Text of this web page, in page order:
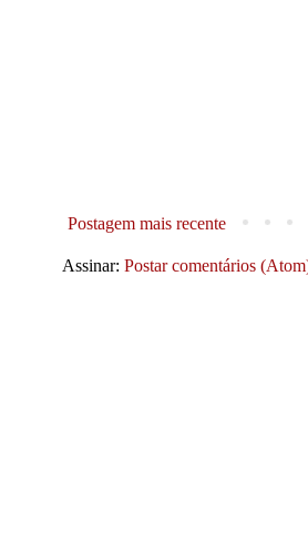
Postagem mais recente
Assinar: Postar comentários